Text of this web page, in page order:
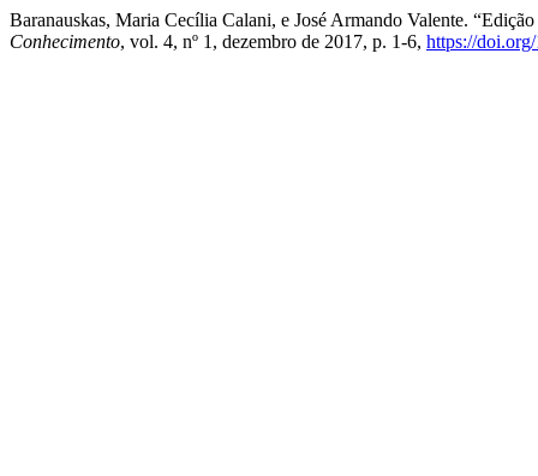
Baranauskas, Maria Cecília Calani, e José Armando Valente.
Conhecimento, vol. 4, nº 1, dezembro de 2017, p. 1-6, https://